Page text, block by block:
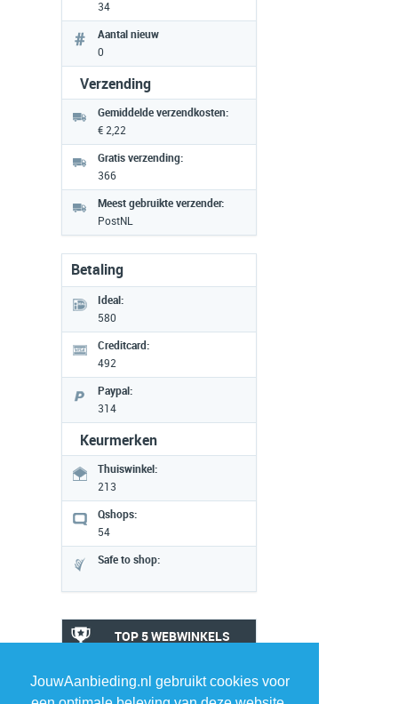
JouwAanbieding.nl gebruikt cookies voor
34
Aantal nieuw
0
Verzending
Gemiddelde verzendkosten:
€ 2,22
Gratis verzending:
366
Meest gebruikte verzender:
PostNL
Betaling
Ideal:
580
Creditcard:
492
Paypal:
314
Keurmerken
Thuiswinkel:
213
Qshops:
54
Safe to shop:
TOP 5 WEBWINKELS
ELEKTRONICA